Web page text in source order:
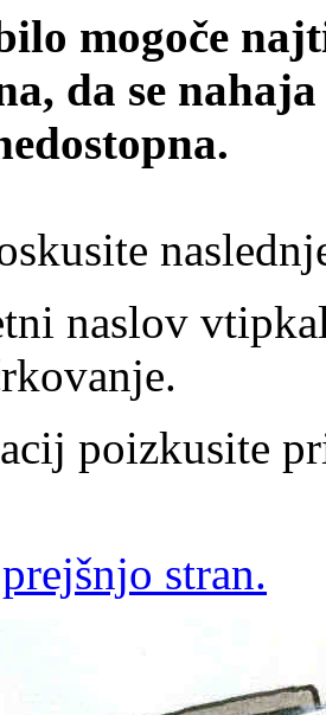
mogoče
da se
naslov
poizkusite
prejšnjo stran.